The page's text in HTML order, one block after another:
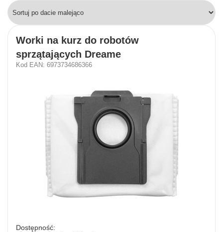
Worki na kurz do robotów
sprzątających Dreame
Kod EAN: 6973734686366
Dostępność: